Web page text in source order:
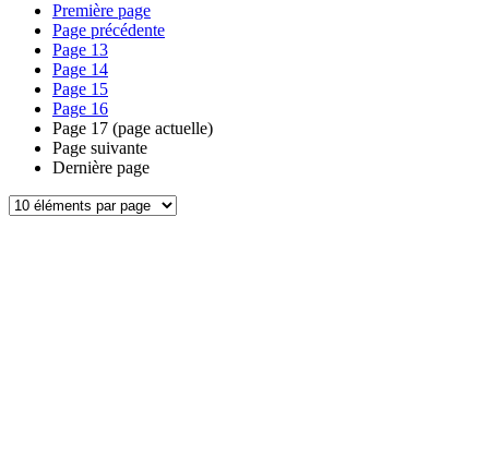
Première page
Page précédente
Page 13
Page 14
Page 15
Page 16
Page 17 (page actuelle)
Page suivante
Dernière page